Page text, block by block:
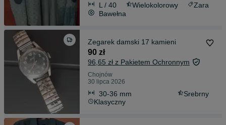
L / 40 Wielokolorowy
Zara
Bawełna
Zegarek damski 17 kamieni
90 zł
96,65 zł z Pakietem Ochronnym
Chojnów
30 lipca 2026
30-36 mm
Srebrny
Klasyczny